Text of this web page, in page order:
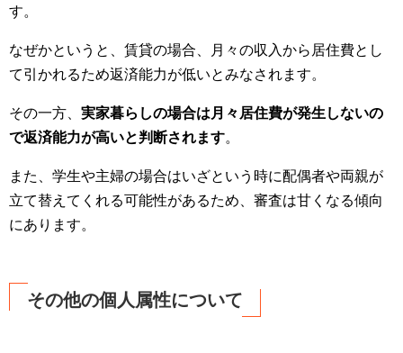
す。
なぜかというと、賃貸の場合、月々の収入から居住費とし
て引かれるため返済能力が低いとみなされます。
その一方、 実家暮らしの場合は月々居住費が発生しないの
で返済能力が高いと判断されます。
また、学生や主婦の場合はいざという時に配偶者や両親が
立て替えてくれる可能性があるため、審査は甘くなる傾向
にあります。
その他の個人属性について